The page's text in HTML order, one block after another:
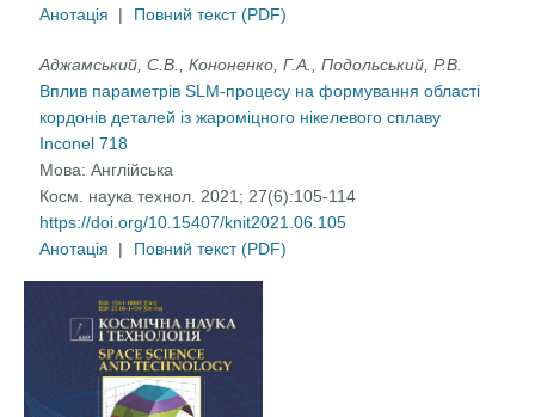
Анотація
| Повний текст (PDF)
Аджамський, С.В., Кононенко, Г.А., Подольський, Р.В.
Вплив параметрів SLM-процесу на формування області
кордонів деталей із жароміцного нікелевого сплаву
Inconel 718
Мова:Англійська
Косм. наука технол. 2021; 27(6):105-114
https://doi.org/10.15407/knit2021.06.105
Анотація
| Повний текст (PDF)